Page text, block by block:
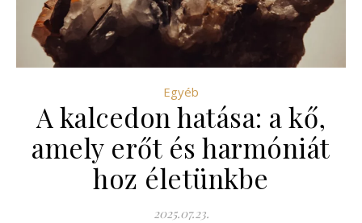
Egyéb
A kalcedon hatása: a kő,
amely erőt és harmóniát
hoz életünkbe
2025.07.23.